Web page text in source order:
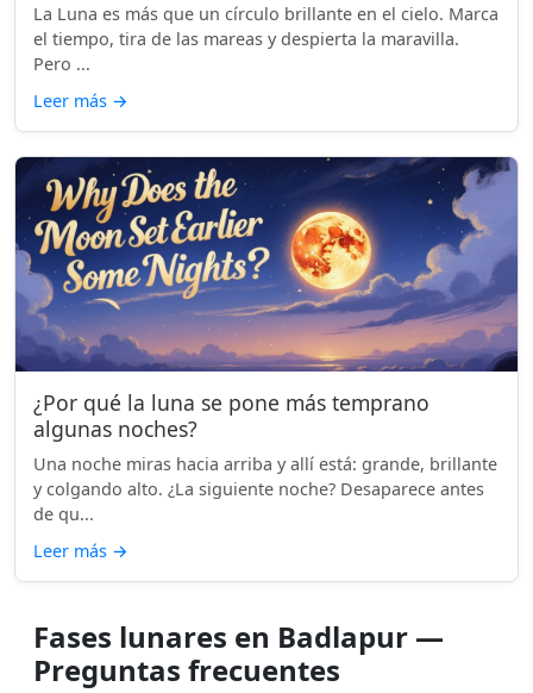
La Luna es más que un círculo brillante en el cielo. Marca
el tiempo, tira de las mareas y despierta la maravilla.
Pero ...
Leer más →
¿Por qué la luna se pone más temprano
algunas noches?
Una noche miras hacia arriba y allí está: grande, brillante
y colgando alto. ¿La siguiente noche? Desaparece antes
de qu...
Leer más →
Fases lunares en Badlapur —
Preguntas frecuentes